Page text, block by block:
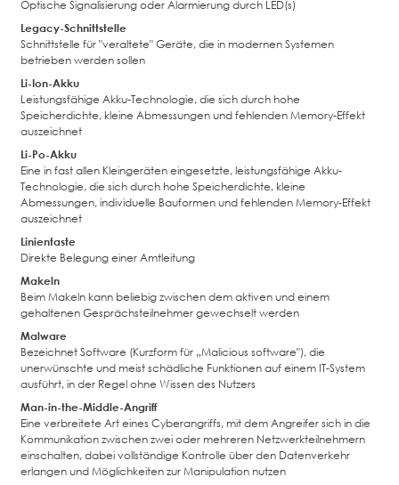
Optische Signalisierung oder Alarmierung durch LED(s)
Legacy-Schnittstelle
Schnittstelle für "veraltete" Geräte, die in modernen Systemen
betrieben werden sollen
Li-Ion-Akku
Leistungsfähige Akku-Technologie, die sich durch hohe
Speicherdichte, kleine Abmessungen und fehlenden Memory-Effekt
auszeichnet
Li-Po-Akku
Eine in fast allen Kleingeräten eingesetzte, leistungsfähige Akku-
Technologie, die sich durch hohe Speicherdichte, kleine
Abmessungen, individuelle Bauformen und fehlenden Memory-Effekt
auszeichnet
Linientaste
Direkte Belegung einer Amtleitung
Makeln
Beim Makeln kann beliebig zwischen dem aktiven und einem
gehaltenen Gesprächsteilnehmer gewechselt werden
Malware
Bezeichnet Software (Kurzform für „Malicious software"), die
unerwünschte und meist schädliche Funktionen auf einem IT-System
ausführt, in der Regel ohne Wissen des Nutzers
Man-in-the-Middle-Angriff
Eine verbreitete Art eines Cyberangriffs, mit dem Angreifer sich in die
Kommunikation zwischen zwei oder mehreren Netzwerkteilnehmern
einschalten, dabei vollständige Kontrolle über den Datenverkehr
erlangen und Möglichkeiten zur Manipulation nutzen